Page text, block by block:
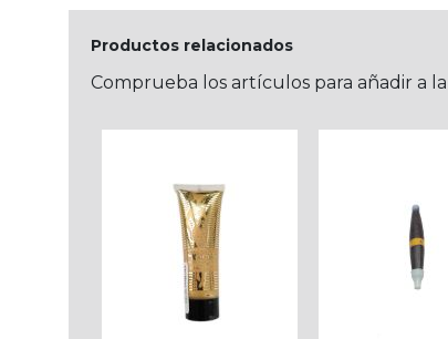
Productos relacionados
Comprueba los artículos para añadir a